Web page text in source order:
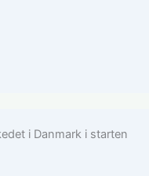
i Danmark i starten